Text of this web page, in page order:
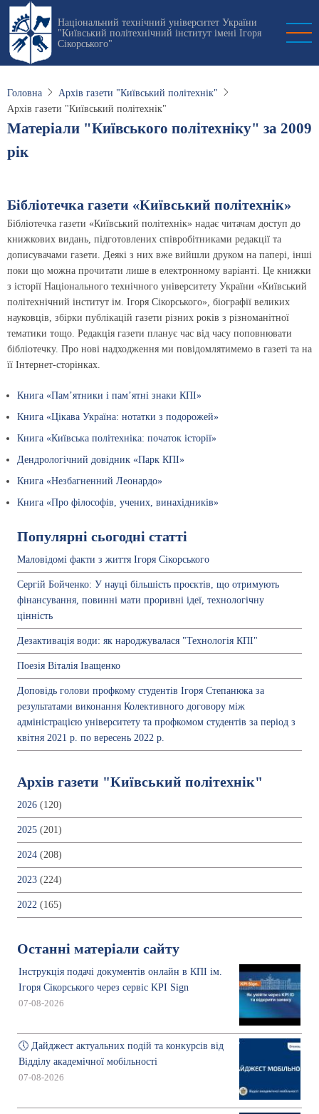
Перейти
основного
вмісту
Національний технічний університет України
"Київський політехнічний інститут імені Ігоря
Сікорського"
Головна
Архів газети "Київський політехнік"
Архів газети "Київський політехнік"
Матеріали "Київського політехніку" за 2009
рік
Бібліотечка газети «Київський політехнік»
Бібліотечка газети «Київський політехнік» надає читачам доступ до
книжкових видань, підготовлених співробітниками редакції та
дописувачами газети. Деякі з них вже вийшли друком на папері, інші
поки що можна прочитати лише в електронному варіанті. Це книжки
з історії Національного технічного університету України «Київський
політехнічний інститут ім. Ігоря Сікорського», біографії великих
науковців, збірки публікацій газети різних років з різноманітної
тематики тощо. Редакція газети планує час від часу поповнювати
бібліотечку. Про нові надходження ми повідомлятимемо в газеті та на
її Інтернет-сторінках.
Книга «Пам’ятники і пам’ятні знаки КПІ»
Книга «Цікава Україна: нотатки з подорожей»
Книга «Київська політехніка: початок історії»
Дендрологічний довідник «Парк КПІ»
Книга «Незбагненний Леонардо»
Книга «Про філософів, учених, винахідників»
Популярні сьогодні статті
Маловідомі факти з життя Ігоря Сікорського
Сергій Бойченко: У науці більшість проєктів, що отримують
фінансування, повинні мати проривні ідеї, технологічну
цінність
Дезактивація води: як народжувалася "Технологія КПІ"
Поезія Віталія Іващенко
Доповідь голови профкому студентів Ігоря Степанюка за
результатами виконання Колективного договору між
адміністрацією університету та профкомом студентів за період з
квітня 2021 р. по вересень 2022 р.
Архів газети "Київський політехнік"
2026 (120)
2025 (201)
2024 (208)
2023 (224)
2022 (165)
Останні матеріали сайту
Інструкція подачі документів онлайн в КПІ ім.
Ігоря Сікорського через сервіс KPI Sign
07-08-2026
🕔 Дайджест актуальних подій та конкурсів від
Відділу академічної мобільності
07-08-2026